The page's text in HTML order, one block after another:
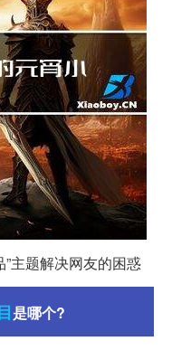
主题解决网友的困惑
是哪个?